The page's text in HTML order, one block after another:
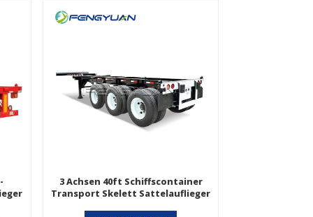
3 Achsen 40ft Schiffscontainer
Transport Skelett Sattelauflieger